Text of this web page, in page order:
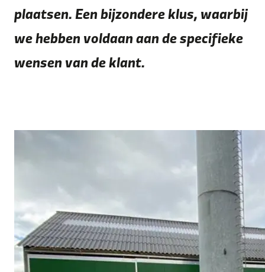
plaatsen. Een bijzondere klus, waarbij
we hebben voldaan aan de specifieke
wensen van de klant.